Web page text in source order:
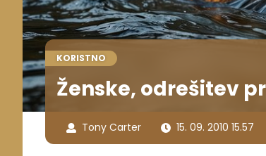
KORISTNO
Ženske, odrešitev
Tony Carter 15. 09. 2010 15.57